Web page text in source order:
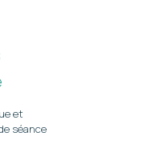
et
séance